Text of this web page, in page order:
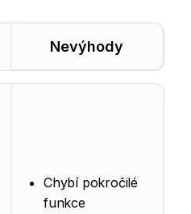
Nevýhody
Chybí pokročilé
funkce